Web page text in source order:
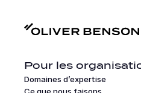
Pour les
Domaines d’expertise